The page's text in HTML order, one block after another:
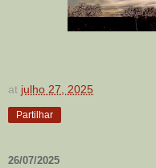
at julho 27, 2025
Partilhar
26/07/2025